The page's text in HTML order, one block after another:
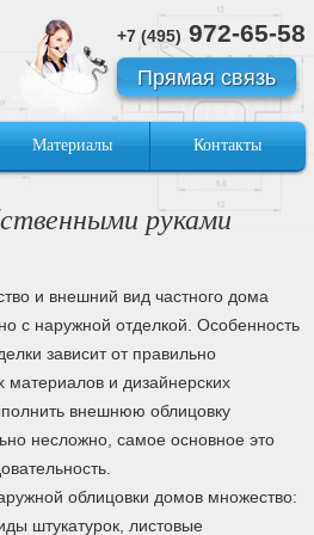
+7 (495) 972-65-58
Прямая связь
Материалы Контакты
руками
и внешний вид частного дома
с наружной отделкой. Особенность
зависит от правильно
материалов и дизайнерских
внешнюю облицовку
несложно, самое основное это
облицовки домов множество:
штукатурок, листовые